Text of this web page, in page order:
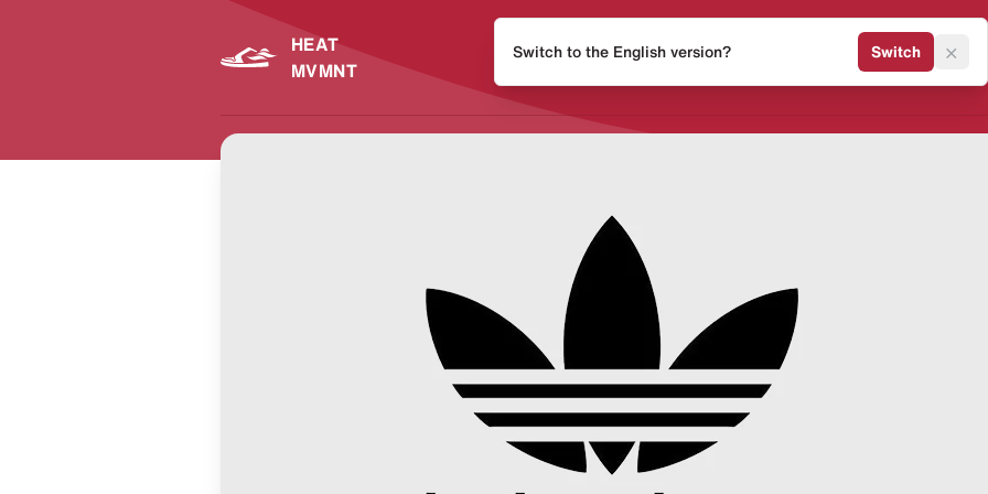
HEAT
MVMNT
Release Kalender Sneaker
Switch to the English version? Switch ×